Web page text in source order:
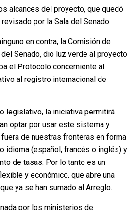
alcances del proyecto, que quedó
por la Sala del Senado.
en contra, la Comisión de
Senado, dio luz verde al proyecto
el Protocolo concerniente al
al registro internacional de
legislativo, la iniciativa permitirá
optar por usar este sistema y
de nuestras fronteras en forma
idioma (español, francés o inglés) y
de tasas. Por lo tanto es un
y económico, que abre una
ya se han sumado al Arreglo.
por los ministerios de